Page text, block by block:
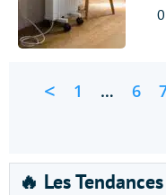
< 1 … 6
🔥 Les Tendances